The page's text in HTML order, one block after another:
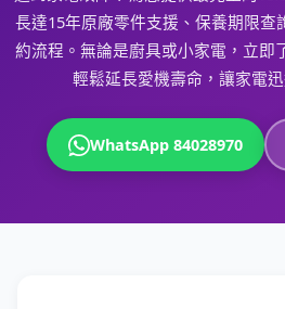
長達15年原廠零件支援、保養期限查
約流程。無論是廚具或小家電，立即
輕鬆延長愛機壽命，讓家電
WhatsApp 84028970